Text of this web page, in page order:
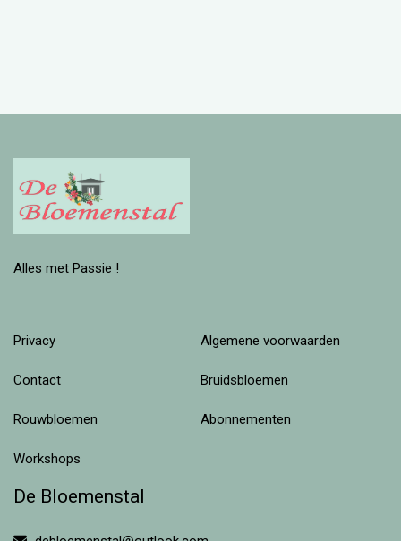
Alles met Passie !
Privacy Algemene voorwaarden
Contact Bruidsbloemen
Rouwbloemen Abonnementen
Workshops
De Bloemenstal